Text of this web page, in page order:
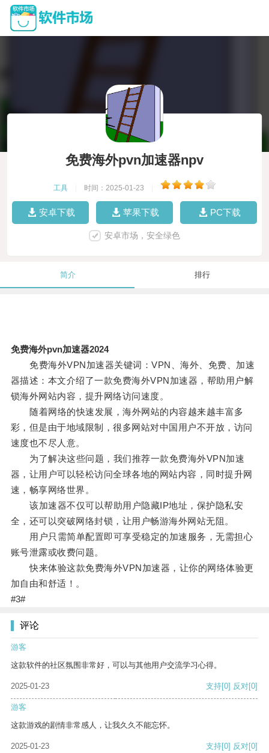
免费海外pvn加速器npv
工具 时间：2025-01-23
安卓下载 苹果下载 PC下载
安卓市场，安全绿色
简介 排行
免费海外pvn加速器2024
免费海外VPN加速器关键词：VPN、海外、免费、加速
器描述：本文介绍了一款免费海外VPN加速器，帮助用户解
锁海外网站内容，提升网络访问速度。
随着网络的快速发展，海外网站的内容越来越丰富多
彩，但是由于地域限制，很多网站对中国用户不开放，访问
速度也不尽人意。
为了解决这些问题，我们推荐一款免费海外VPN加速
器，让用户可以轻松访问全球各地的网站内容，同时提升网
速，畅享网络世界。
该加速器不仅可以帮助用户隐藏IP地址，保护隐私安
全，还可以突破网络封锁，让用户畅游海外网站无阻。
用户只需简单配置即可享受稳定的加速服务，无需担心
账号泄露或收费问题。
快来体验这款免费海外VPN加速器，让你的网络体验更
加自由和舒适！。
#3#
评论
游客
这款软件的社区氛围非常好，可以与其他用户交流学习心得。
2025-01-23 支持[0] 反对[0]
游客
这款游戏的剧情非常感人，让我久久不能忘怀。
2025-01-23 支持[0] 反对[0]